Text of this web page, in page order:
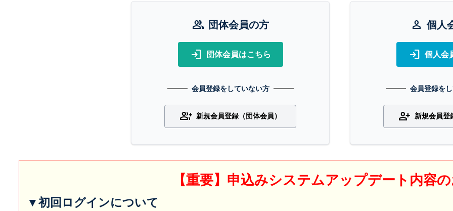
group 団体会員の方
login 団体会員はこちら
会員登録をしていない方
group_add 新規会員登録（団体会員）
person 個人
login 個人会
会員登録を
person_add 新規会員登
【重要】申込みシステムアップデート内容
▼初回ログインについて